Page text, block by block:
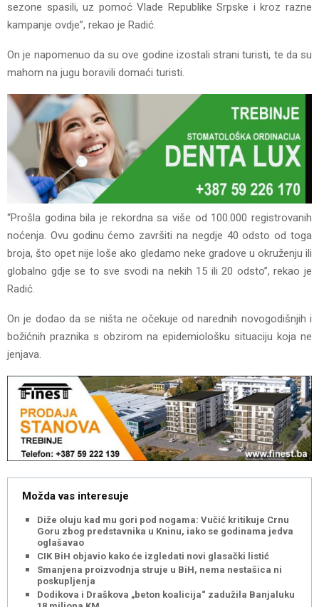
sezone spasili, uz pomoć Vlade Republike Srpske i kroz razne
kampanje ovdje”, rekao je Radić.
On je napomenuo da su ove godine izostali strani turisti, te da su
mahom na jugu boravili domaći turisti.
“Prošla godina bila je rekordna sa više od 100.000 registrovanih
noćenja. Ovu godinu ćemo završiti na negdje 40 odsto od toga
broja, što opet nije loše ako gledamo neke gradove u okruženju ili
globalno gdje se to sve svodi na nekih 15 ili 20 odsto”, rekao je
Radić.
On je dodao da se ništa ne očekuje od narednih novogodišnjih i
božićnih praznika s obzirom na epidemiološku situaciju koja ne
jenjava.
Možda vas interesuje
Diže oluju kad mu gori pod nogama: Vučić kritikuje Crnu
Goru zbog predstavnika u Kninu, iako se godinama jedva
oglašavao
CIK BiH objavio kako će izgledati novi glasački listić
Smanjena proizvodnja struje u BiH, nema nestašica ni
poskupljenja
Dodikova i Draškova „beton koalicija“ zadužila Banjaluku za